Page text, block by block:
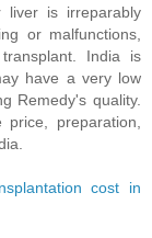
liver is irreparably
or malfunctions,
India is
have a very low
Remedy's quality.
preparation,
cost in